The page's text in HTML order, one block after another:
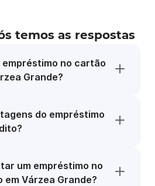
temos as respostas
empréstimo no cartão
Grande?
do empréstimo
um empréstimo no
Várzea Grande?